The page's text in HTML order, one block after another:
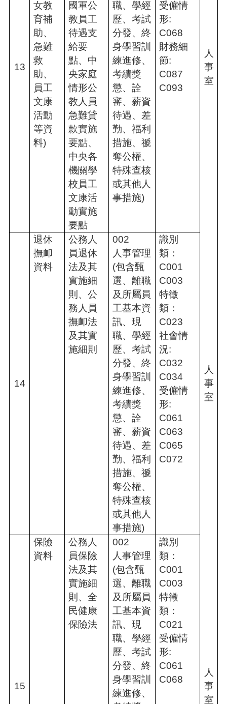
13
女教
育補
助、
急難
救
助、
員工
文康
活動
等資
料)
國軍公
教員工
待遇支
給要
點、中
央家庭
情形公
教人員
急難貸
款實施
要點、
中央各
機關學
校員工
文康活
動實施
要點
職、學經
歷、考試
分發、終
身學習訓
練進修、
考績獎
懲、詮
審、薪資
待遇、差
勤、福利
措施、禠
奪公權、
特殊查核
或其他人
事措施)
受僱情
形:
C068
財務細
節:
C087
C093
人
事
室
14
退休
撫卹
資料
公務人
員退休
法及其
實施細
則、公
務人員
撫卹法
及其實
施細則
002
人事管理
(包含甄
選、離職
及所屬員
工基本資
訊、現
職、學經
歷、考試
分發、終
身學習訓
練進修、
考績獎
懲、詮
審、薪資
待遇、差
勤、福利
措施、禠
奪公權、
特殊查核
或其他人
事措施)
識別
類：
C001
C003
特徵
類：
C023
社會情
況:
C032
C034
受僱情
形:
C061
C063
C065
C072
人
事
室
15
保險
資料
公務人
員保險
法及其
實施細
則、全
民健康
保險法
002
人事管理
(包含甄
選、離職
及所屬員
工基本資
訊、現
職、學經
歷、考試
分發、終
身學習訓
練進修、
識別
類：
C001
C003
特徵
類：
C021
受僱情
形:
C061
C068
人
事
室